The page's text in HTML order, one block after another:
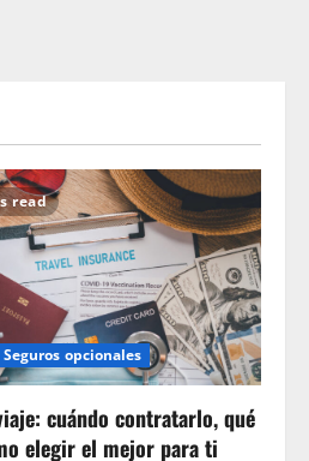
read
Seguros opcionales
cuándo contratarlo, qué
elegir el mejor para ti